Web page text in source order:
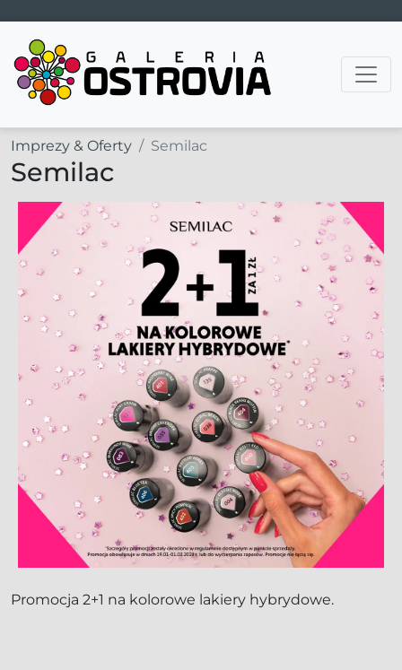
Main Navigation
Imprezy & Oferty Semilac
Semilac
Promocja 2+1 na kolorowe lakiery hybrydowe.